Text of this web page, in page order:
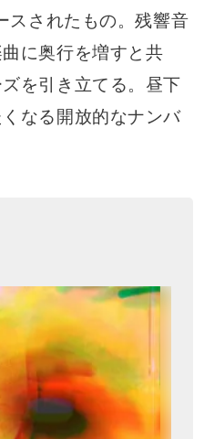
スされたもの。残響音
に奥行を増すと共
を引き立てる。昼下
なる開放的なナンバ